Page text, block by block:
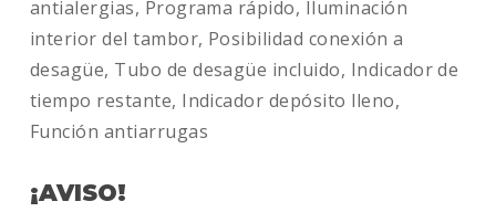
antialergias, Programa rápido, Iluminación
interior del tambor, Posibilidad conexión a
desagüe, Tubo de desagüe incluido, Indicador de
tiempo restante, Indicador depósito lleno,
Función antiarrugas
¡AVISO!